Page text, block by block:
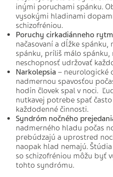
inými poruchami spánku.
vysokými hladinami
schizofréniou.
Poruchy cirkadiánneho
načasovaní a dĺžke
spánku, príliš málo
neschopnosť udržovať
Narkolepsia – neurologické
nadmernou spavosťou
hodín človek spal v noci.
nutkavej potrebe spať
každodenné činnosti.
Syndróm nočného
nadmerného hladu počas
prebúdzajú a uprostred
naopak hlad nemajú.
so schizofréniou môžu byť
tohto syndrómu.